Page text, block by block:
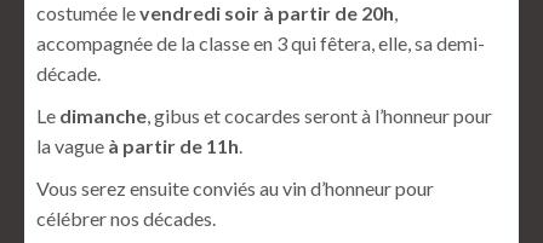
costumée levendredi soir à partir de 20h,
accompagnée de la classe en 3 qui fêtera, elle, sa demi-
décade.
Le dimanche, gibus et cocardes seront à l’honneur pour
la vague à partir de 11h.
Vous serez ensuite conviés au vin d’honneur pour
célébrer nos décades.